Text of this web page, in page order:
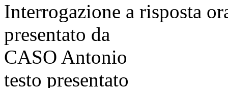
Interrogazione a risposta
presentato da
CASO Antonio
testo presentato